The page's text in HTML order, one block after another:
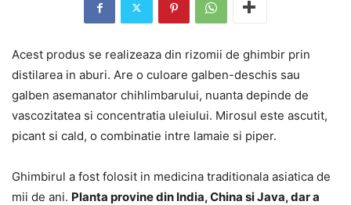
Acest produs se realizeaza din rizomii de ghimbir prin
distilarea in aburi. Are o culoare galben-deschis sau
galben asemanator chihlimbarului, nuanta depinde de
vascozitatea si concentratia uleiului. Mirosul este ascutit,
picant si cald, o combinatie intre lamaie si piper.
Ghimbirul a fost folosit in medicina traditionala asiatica de
mii de ani. Planta provine din India, China si Java, dar a